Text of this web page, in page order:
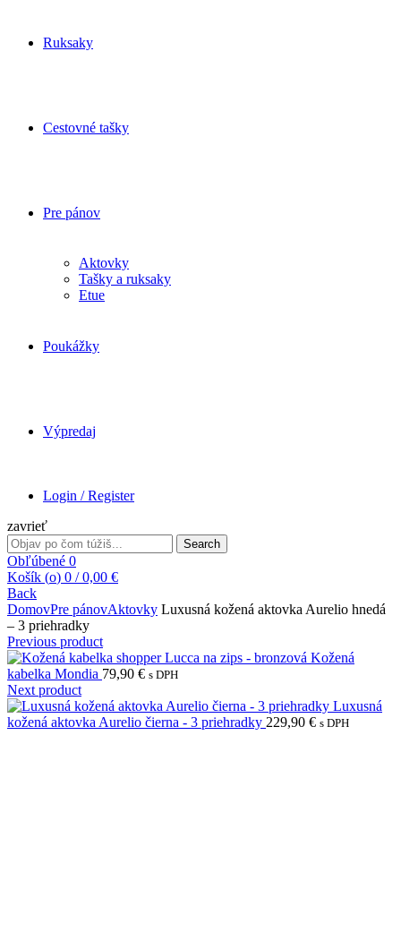
Ruksaky
Cestovné tašky
Pre pánov
Aktovky
Tašky a ruksaky
Etue
Poukážky
Výpredaj
Login / Register
zavrieť
Search
for:
Search
Obľúbené 0
Košík (o) 0 / 0,00 €
Back
DomovPre pánovAktovky Luxusná kožená aktovka Aurelio hnedá
– 3 priehradky
Previous product
Kožená
kabelka Mondia 79,90 € s DPH
Next product
Luxusná
kožená aktovka Aurelio čierna - 3 priehradky 229,90 € s DPH